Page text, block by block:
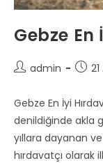
Gebze En
Postadmin
Post
Gebze En İyi
denildiğinde akla
yıllara dayanan
hırdavatçı olarak